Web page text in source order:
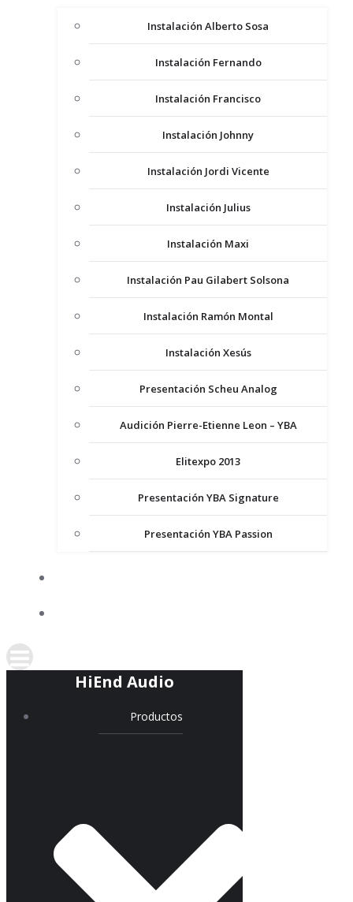
Instalación Alberto Sosa
Instalación Fernando
Instalación Francisco
Instalación Johnny
Instalación Jordi Vicente
Instalación Julius
Instalación Maxi
Instalación Pau Gilabert Solsona
Instalación Ramón Montal
Instalación Xesús
Presentación Scheu Analog
Audición Pierre-Etienne Leon – YBA
Elitexpo 2013
Presentación YBA Signature
Presentación YBA Passion
HiEnd Audio
Productos